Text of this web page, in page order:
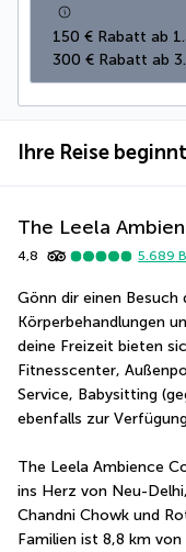
150 € Rabatt ab
300 € Rabatt ab
Ihre Reise
The Leela
4,8 5.689
Gönn dir einen Besuch
Körperbehandlungen
deine Freizeit bieten
Fitnesscenter,
Service, Babysitting
ebenfalls zur
The Leela Ambience
ins Herz von Neu-
Chandni Chowk und
Familien ist 8,8 km